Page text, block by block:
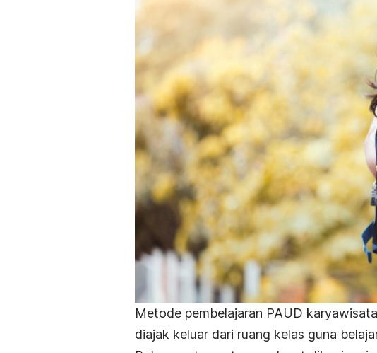
Metode pembelajaran PAUD
diajak keluar dari ruang kelas guna